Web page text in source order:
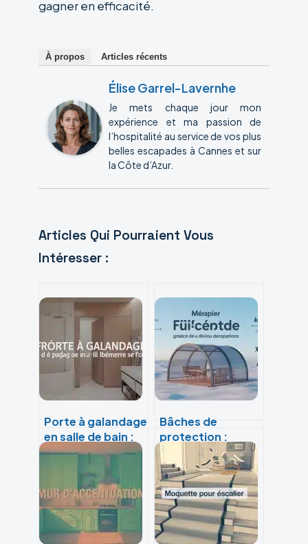
gagner en efficacité.
À propos Articles récents
Élise Garrel-Lavernhe
Je mets chaque jour mon
expérience et ma passion de
l’hospitalité au service de vos plus
belles escapades à Cannes et sur
la Côte d’Azur.
Articles Qui Pourraient Vous
Intéresser :
Porte à galandage
en salle de bain :
gagnez 2 m² et
optimisez votre
circulation
Bâches de
protection :
comment allier
matériaux haute
performance et
ajustement sur
mesure